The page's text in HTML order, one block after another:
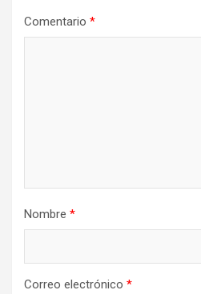
Comentario *
Nombre *
Correo electrónico *